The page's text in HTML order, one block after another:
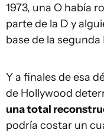
1973, una O había
parte de la D y
base de la segunda
Y a finales de esa
de Hollywood
una total
podría costar un